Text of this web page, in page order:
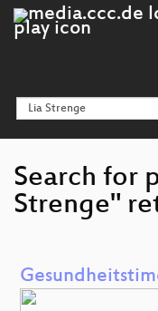
Search for
Strenge"